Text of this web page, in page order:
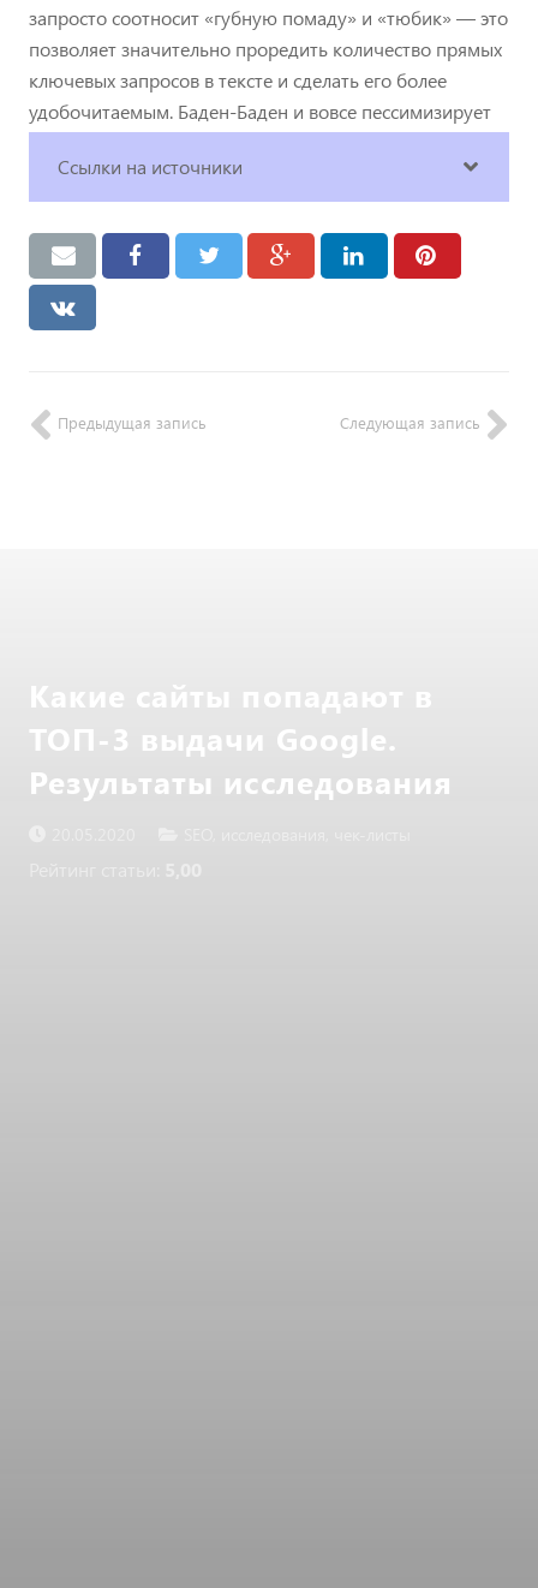
запросто соотносит «губную помаду» и «тюбик» — это
позволяет значительно проредить количество прямых
ключевых запросов в тексте и сделать его более
удобочитаемым. Баден-Баден и вовсе пессимизирует
Ссылки на источники
Предыдущая запись Следующая запись
ТОП-3 выдачи Google.
Результаты исследования